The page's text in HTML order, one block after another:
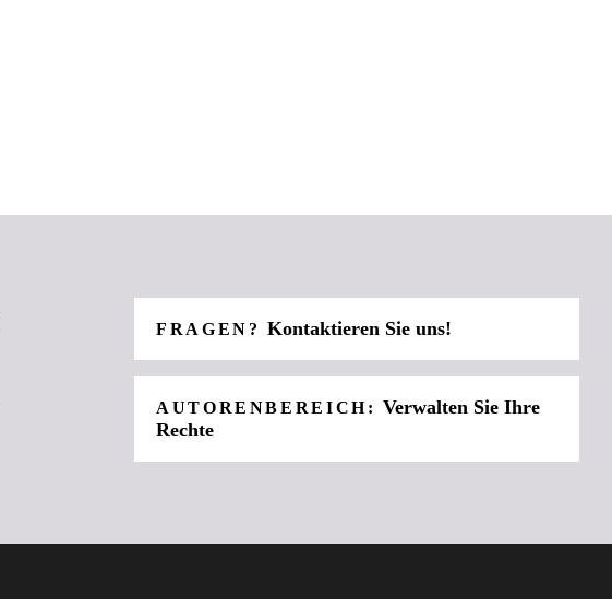
FRAGEN?Kontaktieren Sie uns!
AUTORENBEREICH:Verwalten Sie Ihre
Rechte